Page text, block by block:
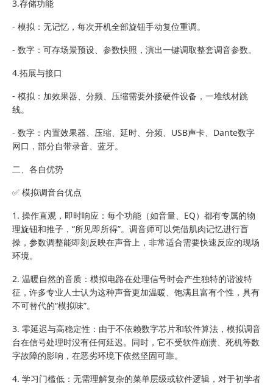
3.存储功能
- 模拟：无记忆，每次开机全部旋钮手动复位重调。
- 数字：可存场景预设、参数快照，演出一键调取整套调音参数。
4.拓展与接口
- 模拟：加效果器、分频、压缩需要外接硬件设备，一堆线材跳
线。
- 数字：内置效果器、压缩、延时、分频、USB声卡、Dante数字
网口，部分自带录音、蓝牙。
二、各自优势
✅ 模拟调音台优点
1. 操作直观，即时响应：每个功能（如音量、EQ）都有专属的物
理旋钮和推子，“所见即所得”。调音师可以凭借肌肉记忆进行盲
操，参数调整能即刻反映在声音上，非常适合需要快速反应的现场
环境。
2. 温暖自然的音质：模拟电路在处理信号时会产生独特的谐波特
征，许多专业人士认为这种声音更加温暖、饱满且富有个性，具有
不可替代的“模拟味”。
3. 零延迟与高稳定性：由于不依赖数字芯片和软件算法，模拟调音
台在信号处理时没有任何延迟。同时，它不受软件崩溃、死机等数
字故障的影响，在恶劣环境下依然坚固可靠。
4. 学习门槛低：无需理解复杂的菜单层级或软件逻辑，对于初学者